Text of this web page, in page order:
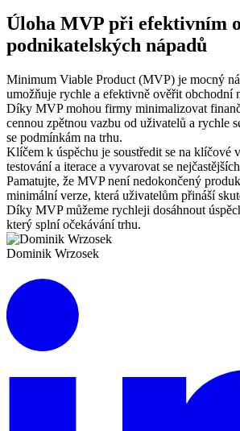
Úloha MVP při efektivním
podnikatelských nápadů
Minimum Viable Product (MVP) je mocný
umožňuje rychle a efektivně ověřit obchodní
Díky MVP mohou firmy minimalizovat
cennou zpětnou vazbu od uživatelů a rychle
se podmínkám na trhu.
Klíčem k úspěchu je soustředit se na klíčové
testování a iterace a vyvarovat se
Pamatujte, že MVP není nedokončený
minimální verze, která uživatelům přináší
Díky MVP můžeme rychleji dosáhnout
který splní očekávání trhu.
Dominik Wrzosek